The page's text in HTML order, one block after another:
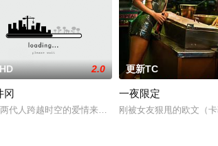
家中，为了找回丢失的东西，宏光无意中伪装成车
2.0
冈
代人跨越时空的爱情来演绎吉安老区人民的创业故
更新TC
一夜限定
刚被女友狠甩的欧文（